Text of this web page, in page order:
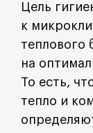
Цель
к
теплового
на
То есть,
тепло и